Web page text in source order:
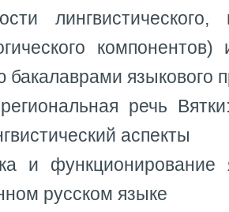
лингвистического,
бакалаврами языкового
речь
аспекты
и
русском языке